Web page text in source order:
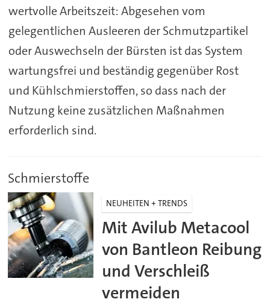
wertvolle Arbeitszeit: Abgesehen vom
gelegentlichen Ausleeren der Schmutzpartikel
oder Auswechseln der Bürsten ist das System
wartungsfrei und beständig gegenüber Rost
und Kühlschmierstoffen, so dass nach der
Nutzung keine zusätzlichen Maßnahmen
erforderlich sind.
Schmierstoffe
NEUHEITEN + TRENDS
Mit Avilub Metacool
von Bantleon Reibung
und Verschleiß
vermeiden